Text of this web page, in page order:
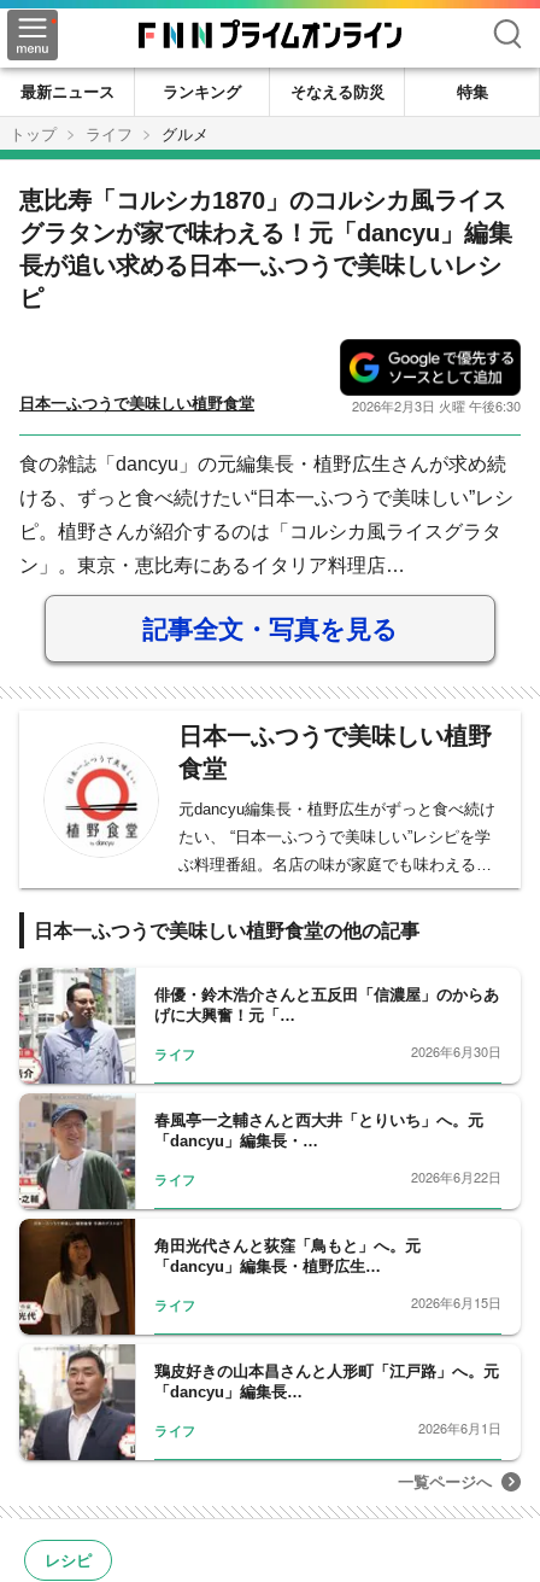
検索
最新ニュース ランキング そなえる防災
特集
トップ
ライフ グルメ
恵比寿「コルシカ1870」のコルシカ風ライス
グラタンが家で味わえる！元「dancyu」編集
長が追い求める日本一ふつうで美味しいレシ
ピ
日本一ふつうで美味しい植野食堂 2026年2月3日 火曜 午後6:30
食の雑誌「dancyu」の元編集長・植野広生さんが求め続
ける、ずっと食べ続けたい“日本一ふつうで美味しい”レシ
ピ。植野さんが紹介するのは「コルシカ風ライスグラタ
ン」。東京・恵比寿にあるイタリア料理店…
記事全文・写真を見る
日本一ふつうで美味しい植野
食堂
元dancyu編集長・植野広生がずっと食べ続け
たい、 “日本一ふつうで美味しい”レシピを学
ぶ料理番組。名店の味が家庭でも味わえるレ
シピやゲストの「食」にまつわるエピソード
などを聞き出していく。毎週金曜日の22時か
日本一ふつうで美味しい植野食堂の他の記事
俳優・鈴木浩介さんと五反田「信濃屋」のからあ
げに大興奮！元「…
ライフ 2026年6月30日
春風亭一之輔さんと西大井「とりいち」へ。元
「dancyu」編集長・…
ライフ 2026年6月22日
角田光代さんと荻窪「鳥もと」へ。元
「dancyu」編集長・植野広生…
ライフ 2026年6月15日
鶏皮好きの山本昌さんと人形町「江戸路」へ。元
「dancyu」編集長…
ライフ 2026年6月1日
一覧ページへ
レシピ